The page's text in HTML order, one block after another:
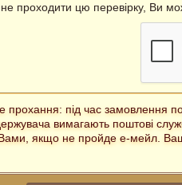
проходити цю перевірку, Ви
прохання: під час замовлення
вимагають поштові
якщо не пройде е-мейл. Ваш